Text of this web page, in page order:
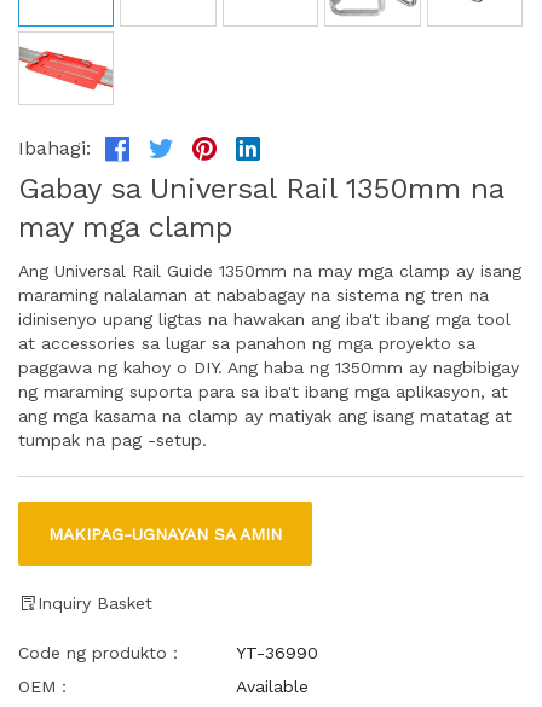
Ibahagi:
Gabay sa Universal Rail 1350mm na
may mga clamp
Ang Universal Rail Guide 1350mm na may mga clamp ay isang
maraming nalalaman at nababagay na sistema ng tren na
idinisenyo upang ligtas na hawakan ang iba't ibang mga tool
at accessories sa lugar sa panahon ng mga proyekto sa
paggawa ng kahoy o DIY. Ang haba ng 1350mm ay nagbibigay
ng maraming suporta para sa iba't ibang mga aplikasyon, at
ang mga kasama na clamp ay matiyak ang isang matatag at
tumpak na pag -setup.
MAKIPAG-UGNAYAN SA AMIN
Inquiry Basket
Code ng produkto：
YT-36990
OEM：
Available